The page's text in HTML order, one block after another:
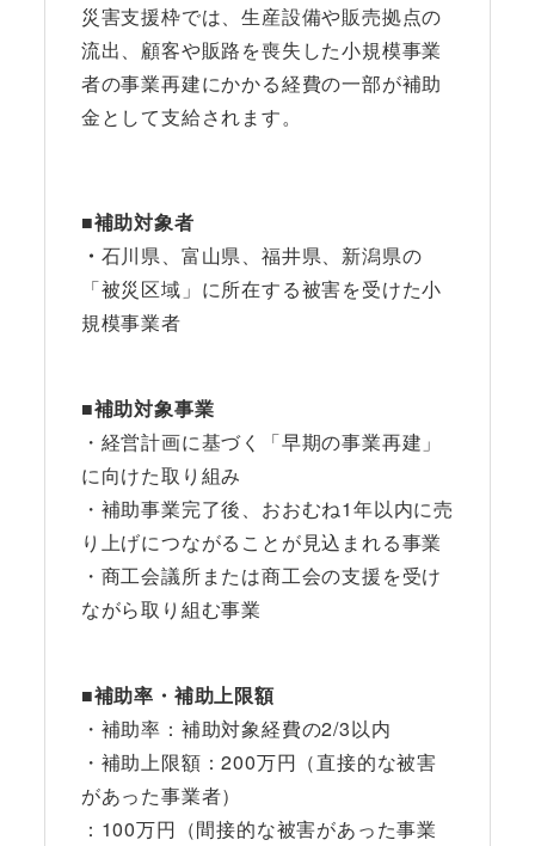
災害支援枠では、生産設備や販売拠点の
流出、顧客や販路を喪失した小規模事業
者の事業再建にかかる経費の一部が補助
金として支給されます。
■補助対象者
・ 石川県、富山県、福井県、新潟県の
「被災区域」に所在する被害を受けた小
規模事業者
■補助対象事業
・経営計画に基づく「早期の事業再建」
に向けた取り組み
・補助事業完了後、おおむね1年以内に売
り上げにつながることが見込まれる事業
・商工会議所または商工会の支援を受け
ながら取り組む事業
■補助率・補助上限額
・補助率：補助対象経費の2/3以内
・補助上限額：200万円（直接的な被害
があった事業者）
：100万円（間接的な被害があった事業